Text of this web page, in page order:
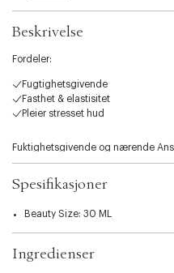
t
.
v
a
t
i
o
.
l
Beskrivelse
Fordeler:
Fugtighetsgivende
Fasthet & elastisitet
Pleier stresset hud
Fuktighetsgivende og nærende
silkeaktig tekstur som passer både
Spesifikasjoner
Beauty Size: 30 ML
Ingredienser